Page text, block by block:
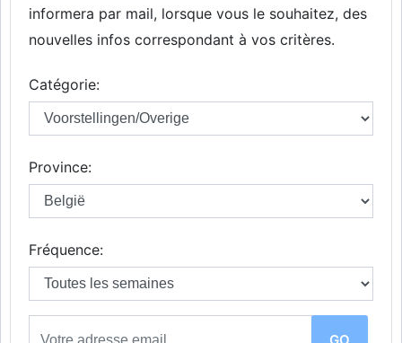
informera par mail, lorsque vous le souhaitez, des
nouvelles infos correspondant à vos critères.
Catégorie:
Province:
Fréquence: